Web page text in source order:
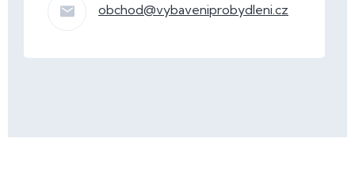
obchod@vybaveniprobydleni.cz